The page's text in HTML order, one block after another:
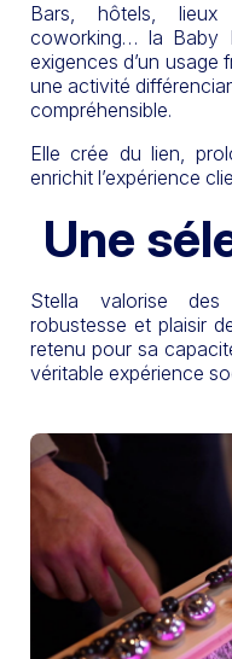
Bars, hôtels, lieux
coworking… la Baby
exigences d’un usage
une activité
compréhensible.
Elle crée du lien,
enrichit l’expérience
Une
Stella valorise
robustesse et plaisir
retenu pour sa
véritable expérience